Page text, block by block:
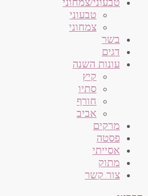
טבעוני/צמחוני
טבעוני
צמחוני
בשר
דגים
עונות השנה
קיץ
סתיו
חורף
אביב
מרקים
פסטה
אסייתי
מתוק
צור קשר